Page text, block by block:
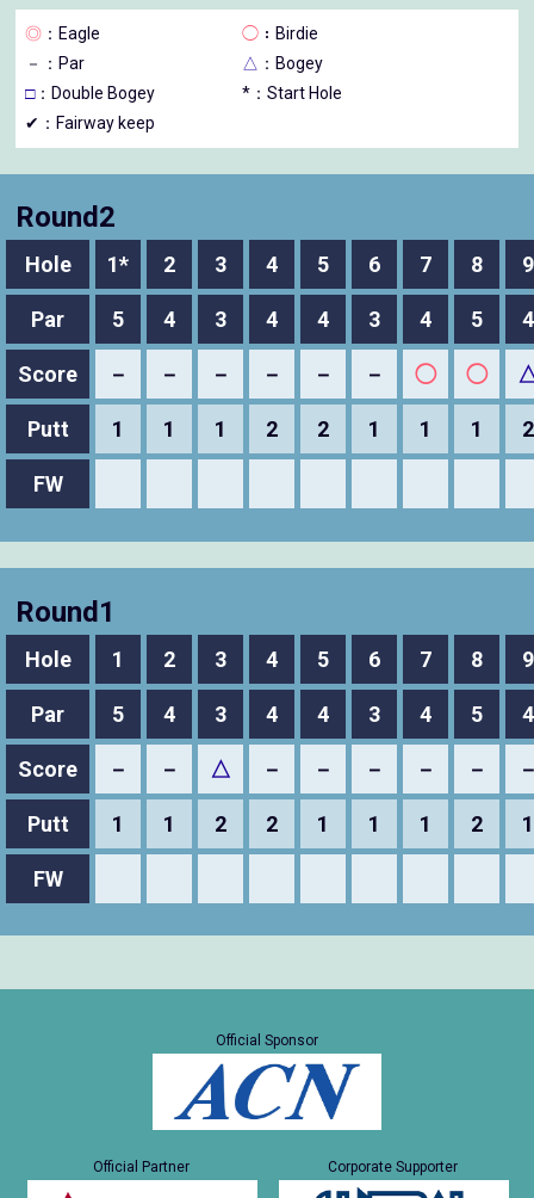
◎ ：Eagle ◯ ：Birdie
－
：Par △ ：Bogey
□：Double Bogey
*：Start Hole
✔：Fairway keep
Round2
Hole 1* 2 3 4 5 6 7 8 9
Par 5 4 3 4 4 3 4 5 4
Score － － － － － － ◯ ◯
Putt 1 1 1 2 2 1 1 1 2
FW
Round1
Hole 1 2 3 4 5 6 7 8 9
Par 5 4 3 4 4 3 4 5 4
Score － － △ － － － － －
Putt 1 1 2 2 1 1 1 2 1
FW
Official Sponsor
Official Partner Corporate Supporter